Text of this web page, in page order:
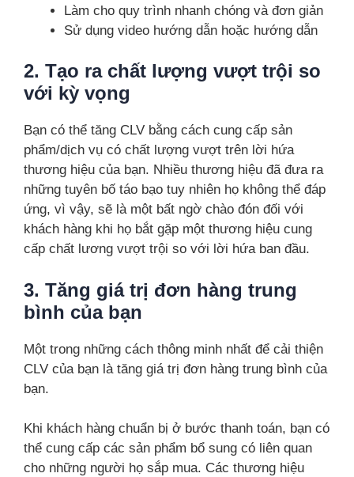
Làm cho quy trình nhanh chóng và đơn giản
Sử dụng video hướng dẫn hoặc hướng dẫn
2. Tạo ra chất lượng vượt trội so
với kỳ vọng
Bạn có thể tăng CLV bằng cách cung cấp sản
phẩm/dịch vụ có chất lượng vượt trên lời hứa
thương hiệu của bạn. Nhiều thương hiệu đã đưa ra
những tuyên bố táo bạo tuy nhiên họ không thể đáp
ứng, vì vậy, sẽ là một bất ngờ chào đón đối với
khách hàng khi họ bắt gặp một thương hiệu cung
cấp chất lương vượt trội so với lời hứa ban đầu.
3. Tăng giá trị đơn hàng trung
bình của bạn
Một trong những cách thông minh nhất để cải thiện
CLV của bạn là tăng giá trị đơn hàng trung bình của
bạn.
Khi khách hàng chuẩn bị ở bước thanh toán, bạn có
thể cung cấp các sản phẩm bổ sung có liên quan
cho những người họ sắp mua. Các thương hiệu